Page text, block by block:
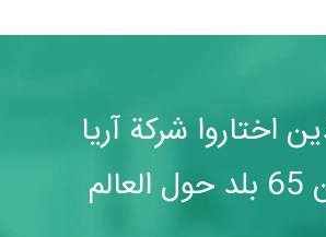
اختاروا شركة آريا